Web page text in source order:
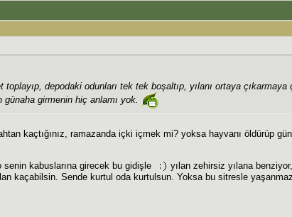
depodaki odunları tek tek boşaltıp, yılanı ortaya çıkarmaya
girmenin hiç anlamı yok.
kaçtığınız, ramazanda içki içmek mi? yoksa hayvanı öldürüp
kabuslarına girecek bu gidişle
yılan zehirsiz yılana
kaçabilsin. Sende kurtul oda kurtulsun. Yoksa bu sitresle